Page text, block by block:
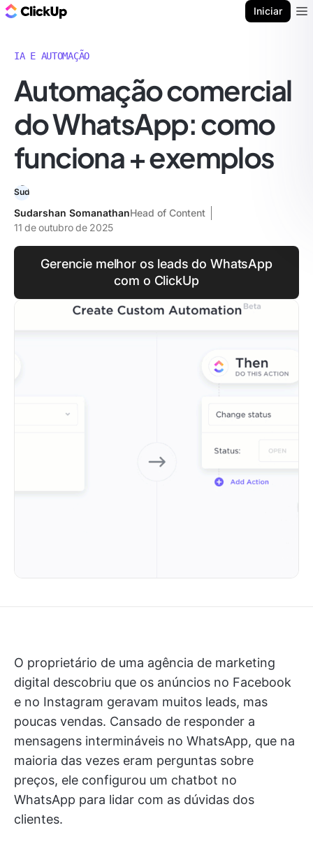
Iniciar
IA E AUTOMAÇÃO
Automação comercial
do WhatsApp: como
funciona + exemplos
Sudarshan SomanathanHead of Content
11 de outubro de 2025
Gerencie melhor os leads do WhatsApp
com o ClickUp
O proprietário de uma agência de marketing
digital descobriu que os anúncios no Facebook
e no Instagram geravam muitos leads, mas
poucas vendas. Cansado de responder a
mensagens intermináveis no WhatsApp, que na
maioria das vezes eram perguntas sobre
preços, ele configurou um chatbot no
WhatsApp para lidar com as dúvidas dos
clientes.